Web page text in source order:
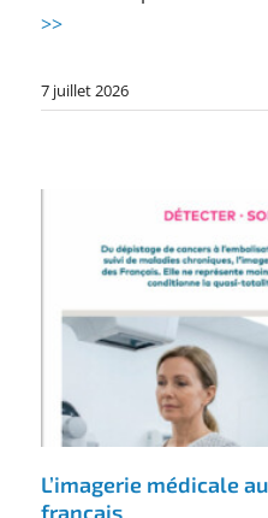
>>
7 juillet 2026
L’imagerie médicale
français